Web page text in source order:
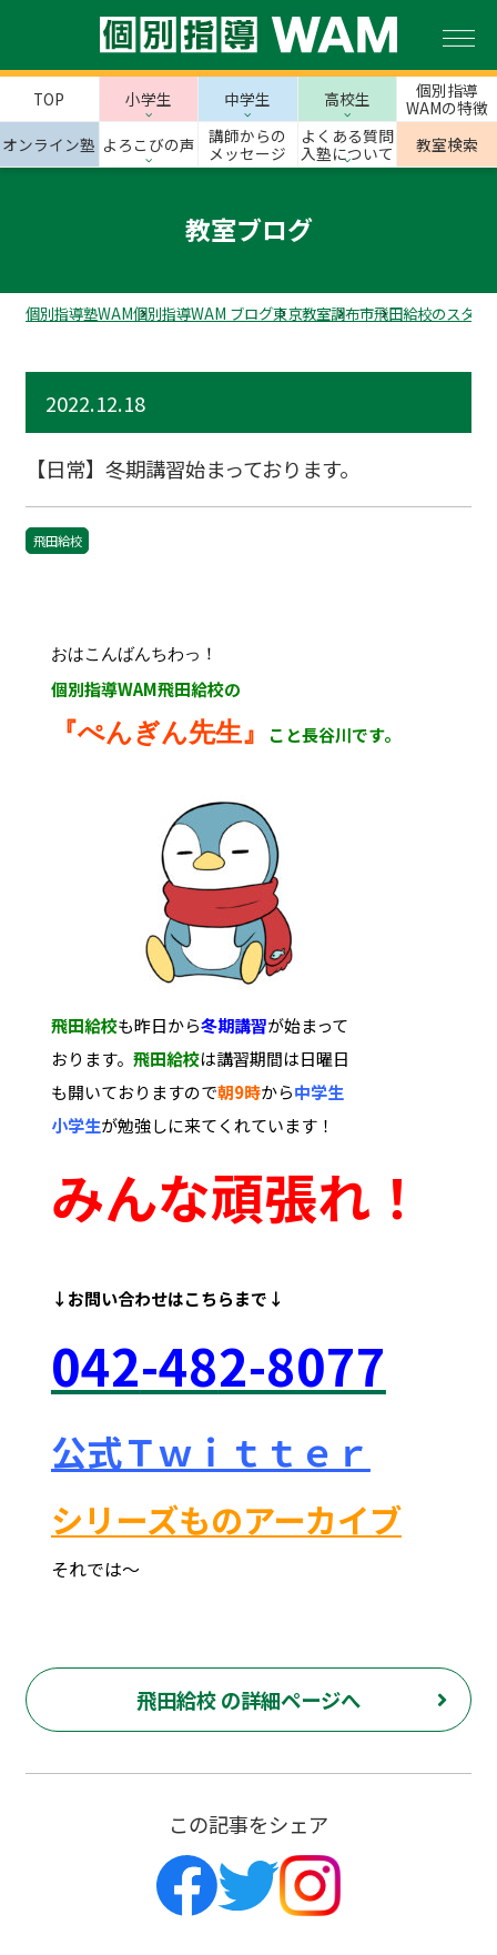
TOP 小学生 中学生 高校生
個別指導
WAMの特徴
オンライン塾 よろこびの声
講師からの
メッセージ
よくある質問
入塾について
教室検索
教室ブログ
個別指導塾WAM個別指導WAM ブログ東京教室調布市飛田給校のスタッ
2022.12.18
【日常】冬期講習始まっております。
飛田給校
おはこんばんちわっ！
個別指導WAM飛田給校の
『ぺんぎん先生』 こと長谷川です。
飛田給校も昨日から冬期講習が始まって
おります。 飛田給校は講習期間は日曜日
も開いておりますので朝9時から中学生
小学生が勉強しに来てくれています！
みんな頑張れ！
↓お問い合わせはこちらまで↓
042-482-8077
公式Ｔｗｉｔｔｅｒ
シリーズものアーカイブ
それでは～
飛田給校 の詳細ページへ
この記事をシェア